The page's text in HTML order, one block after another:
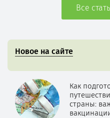
Все
Новое на сайте
Как
страны: